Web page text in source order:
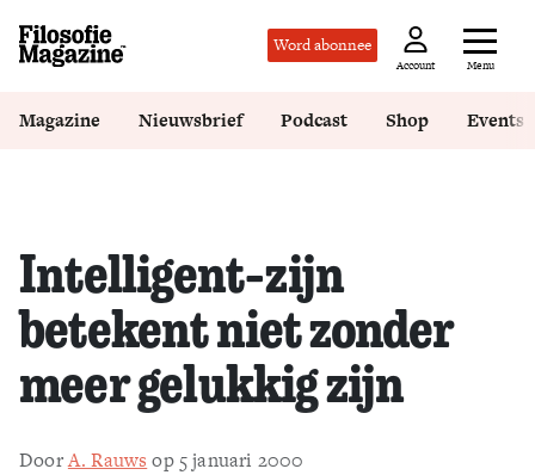
Word abonnee
Account Menu
Magazine Nieuwsbrief Podcast Shop Events
Intelligent-zijn
betekent niet zonder
meer gelukkig zijn
DoorA. Rauws op 5 januari 2000